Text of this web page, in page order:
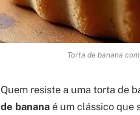
Torta de banana
Quem resiste a uma torta de
de banana é um clássico que